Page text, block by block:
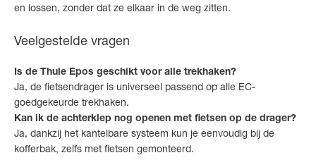
en lossen, zonder dat ze elkaar in de weg zitten.
Veelgestelde vragen
Is de Thule Epos geschikt voor alle trekhaken?
Ja, de fietsendrager is universeel passend op alle EC-
goedgekeurde trekhaken.
Kan ik de achterklep nog openen met fietsen op de drager?
Ja, dankzij het kantelbare systeem kun je eenvoudig bij de
kofferbak, zelfs met fietsen gemonteerd.